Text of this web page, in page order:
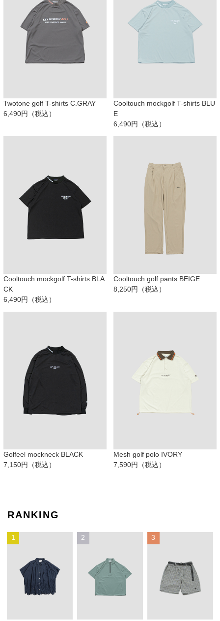
Twotone golf T-shirts C.GRAY
6,490円（税込）
Cooltouch mockgolf T-shirts BLU
E
6,490円（税込）
Cooltouch mockgolf T-shirts BLA
CK
6,490円（税込）
Cooltouch golf pants BEIGE
8,250円（税込）
Golfeel mockneck BLACK
7,150円（税込）
Mesh golf polo IVORY
7,590円（税込）
RANKING
1 2 3